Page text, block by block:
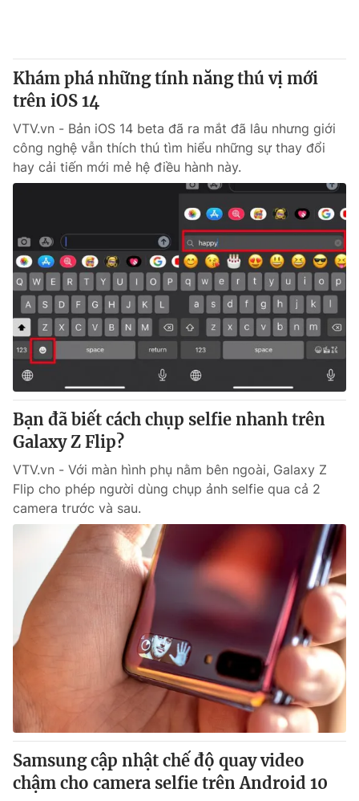
Khám phá những tính năng thú vị mới
trên iOS 14
VTV.vn - Bản iOS 14 beta đã ra mắt đã lâu nhưng giới
công nghệ vẫn thích thú tìm hiểu những sự thay đổi
hay cải tiến mới mẻ hệ điều hành này.
Bạn đã biết cách chụp selfie nhanh trên
Galaxy Z Flip?
VTV.vn - Với màn hình phụ nằm bên ngoài, Galaxy Z
Flip cho phép người dùng chụp ảnh selfie qua cả 2
camera trước và sau.
Samsung cập nhật chế độ quay video
chậm cho camera selfie trên Android 10